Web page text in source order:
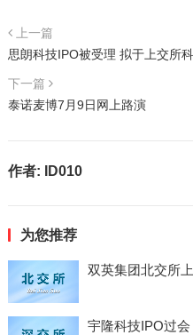
上一篇
思朗科技IPO被受理 拟于上交所
下一篇
泰诺麦博7月9日网上路演
作者: ID010
为您推荐
双英集团北交所
宇隆科技IPO过